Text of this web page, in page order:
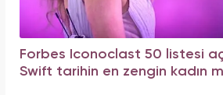
Forbes Iconoclast 50 listesi
Swift tarihin en zengin kadın